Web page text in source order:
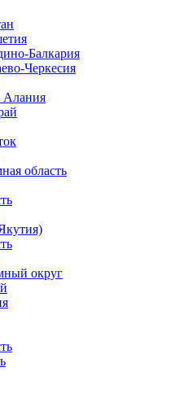
Балкария
Черкесия
Алания
область
округ